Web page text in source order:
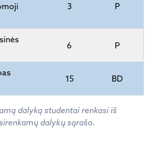
3 P
6 P
15 BD
dalyką studentai renkasi iš
dalykų sąrašo.